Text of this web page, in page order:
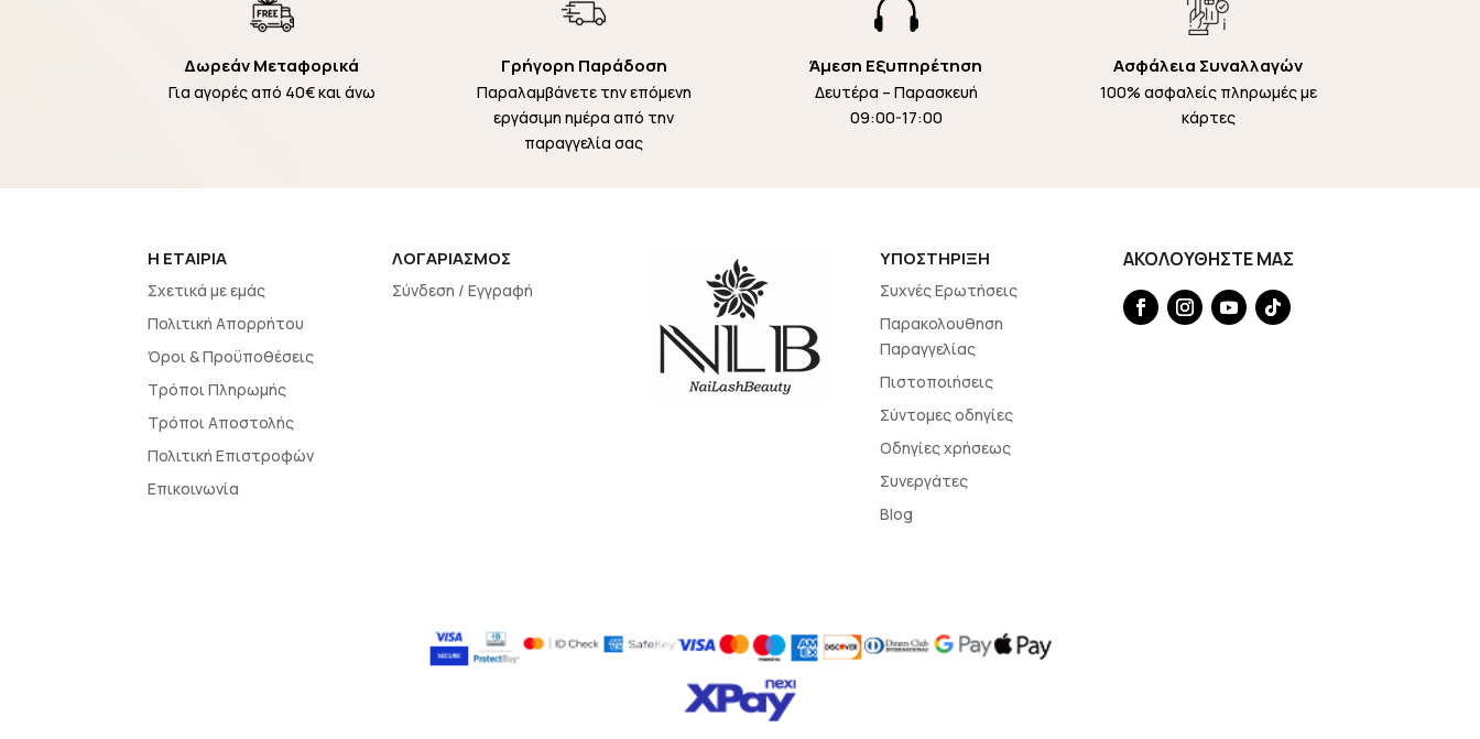
Δωρεάν Μεταφορικά
Για αγορές από 40€ και άνω
Γρήγορη Παράδοση
Παραλαμβάνετε την επόμενη
εργάσιμη ημέρα από την
παραγγελία σας

Άμεση Εξυπηρέτηση
Δευτέρα – Παρασκευή
09:00-17:00
Ασφάλεια Συναλλαγών
100% ασφαλείς πληρωμές με
κάρτες
H EΤΑΙΡΙΑ
Σχετικά με εμάς
Πολιτική Απορρήτου
Όροι & Προϋποθέσεις
Τρόποι Πληρωμής
Τρόποι Αποστολής
Πολιτική Επιστροφών
Επικοινωνία
ΛΟΓΑΡΙΑΣΜΟΣ
Σύνδεση / Εγγραφή
ΥΠΟΣΤΗΡΙΞΗ
Συχνές Ερωτήσεις
Παρακολουθηση
Παραγγελίας
Πιστοποιήσεις
Σύντομες οδηγίες
Οδηγίες χρήσεως
Συνεργάτες
Blog
ΑΚΟΛΟΥΘΗΣΤΕ ΜΑΣ